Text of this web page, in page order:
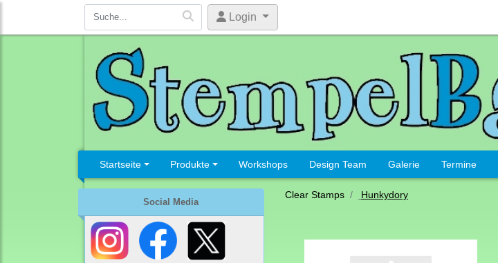
Login
Startseite Produkte Workshops Design Team Galerie Termine
Social Media
Clear Stamps Hunkydory